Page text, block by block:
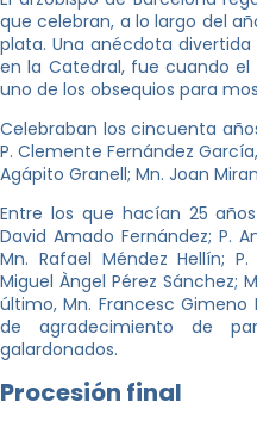
que celebran, a lo largo del
plata. Una anécdota
en la Catedral, fue cuando
uno de los obsequios para
Celebraban los cincuenta
P. Clemente Fernández
Agápito Granell; Mn. Joan
Entre los que hacían 25
David Amado Fernández; P.
Mn. Rafael Méndez Hellín;
Miguel Àngel Pérez Sánchez;
último, Mn. Francesc
de agradecimiento de
galardonados.
Procesión final